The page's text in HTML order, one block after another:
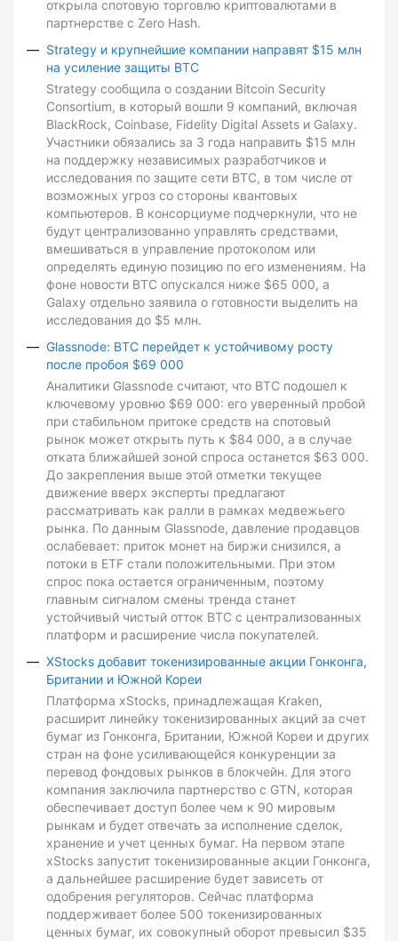
открыла спотовую торговлю криптовалютами в
партнерстве с Zero Hash.
Strategy и крупнейшие компании направят $15 млн
на усиление защиты BTC
Strategy сообщила о создании Bitcoin Security
Consortium, в который вошли 9 компаний, включая
BlackRock, Coinbase, Fidelity Digital Assets и Galaxy.
Участники обязались за 3 года направить $15 млн
на поддержку независимых разработчиков и
исследования по защите сети BTC, в том числе от
возможных угроз со стороны квантовых
компьютеров. В консорциуме подчеркнули, что не
будут централизованно управлять средствами,
вмешиваться в управление протоколом или
определять единую позицию по его изменениям. На
фоне новости BTC опускался ниже $65 000, а
Galaxy отдельно заявила о готовности выделить на
исследования до $5 млн.
Glassnode: BTC перейдет к устойчивому росту
после пробоя $69 000
Аналитики Glassnode считают, что BTC подошел к
ключевому уровню $69 000: его уверенный пробой
при стабильном притоке средств на спотовый
рынок может открыть путь к $84 000, а в случае
отката ближайшей зоной спроса останется $63 000.
До закрепления выше этой отметки текущее
движение вверх эксперты предлагают
рассматривать как ралли в рамках медвежьего
рынка. По данным Glassnode, давление продавцов
ослабевает: приток монет на биржи снизился, а
потоки в ETF стали положительными. При этом
спрос пока остается ограниченным, поэтому
главным сигналом смены тренда станет
устойчивый чистый отток BTC с централизованных
платформ и расширение числа покупателей.
XStocks добавит токенизированные акции Гонконга,
Британии и Южной Кореи
Платформа xStocks, принадлежащая Kraken,
расширит линейку токенизированных акций за счет
бумаг из Гонконга, Британии, Южной Кореи и других
стран на фоне усиливающейся конкуренции за
перевод фондовых рынков в блокчейн. Для этого
компания заключила партнерство с GTN, которая
обеспечивает доступ более чем к 90 мировым
рынкам и будет отвечать за исполнение сделок,
хранение и учет ценных бумаг. На первом этапе
xStocks запустит токенизированные акции Гонконга,
а дальнейшее расширение будет зависеть от
одобрения регуляторов. Сейчас платформа
поддерживает более 500 токенизированных
ценных бумаг, их совокупный оборот превысил $35